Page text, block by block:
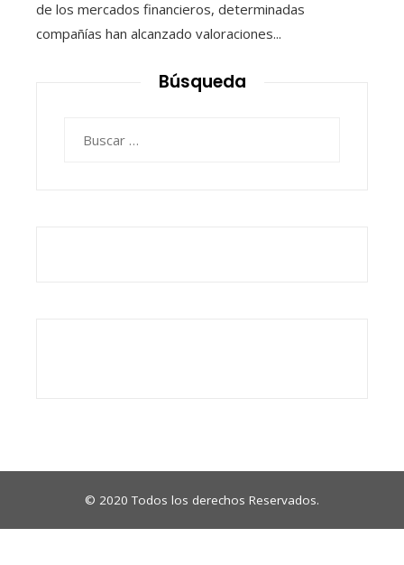
de los mercados financieros, determinadas
compañías han alcanzado valoraciones...
Búsqueda
© 2020 Todos los derechos Reservados.